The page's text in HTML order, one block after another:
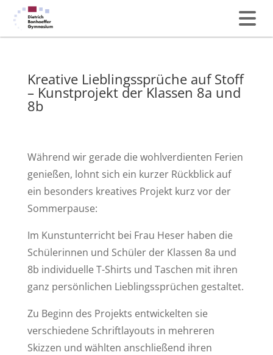
Kreative Lieblingssprüche auf Stoff
– Kunstprojekt der Klassen 8a und
8b
Während wir gerade die wohlverdienten Ferien
genießen, lohnt sich ein kurzer Rückblick auf
ein besonders kreatives Projekt kurz vor der
Sommerpause:
Im Kunstunterricht bei Frau Heser haben die
Schülerinnen und Schüler der Klassen 8a und
8b individuelle T-Shirts und Taschen mit ihren
ganz persönlichen Lieblingssprüchen gestaltet.
Zu Beginn des Projekts entwickelten sie
verschiedene Schriftlayouts in mehreren
Skizzen und wählten anschließend ihren